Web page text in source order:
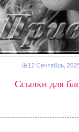
12 Сентябрь,
Ссылки для